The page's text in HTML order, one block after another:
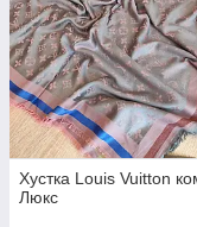
Хустка Louis Vuitton
Люкс